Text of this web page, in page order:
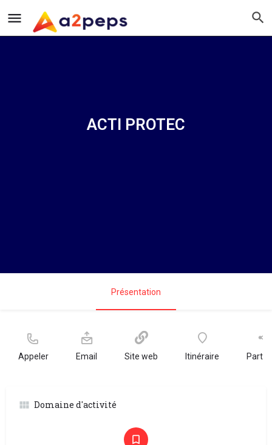
ACTI PROTEC
Présentation
Appeler Email Site web Itinéraire
Domaine d'activité